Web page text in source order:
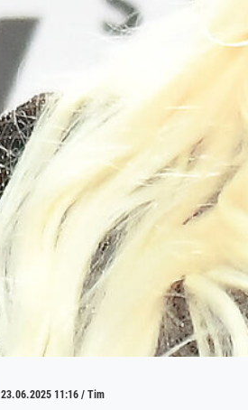
23.06.2025 11:16 / Tim